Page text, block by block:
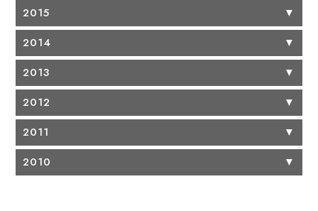
2015
▼
2014
▼
2013
▼
2012
▼
2011
▼
2010
▼